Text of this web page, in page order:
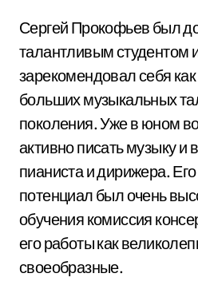
Сергей Прокофьев был
талантливым студентом
зарекомендовал себя
больших музыкальных
поколения. Уже в юном
активно писать музыку и
пианиста и дирижера.
потенциал был очень
обучения комиссия
его работы как
своеобразные.